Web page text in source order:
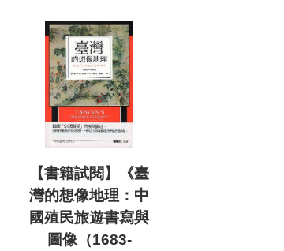
【書籍試閱】《臺
灣的想像地理：中
國殖民旅遊書寫與
圖像（1683-